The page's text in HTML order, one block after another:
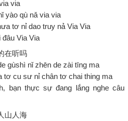
via
yào qù nǎ via via
tơ nỉ dao truy nả Via Via
Via Via
在听吗
gùshì nǐ zhēn de zài tīng ma
tơ cu sư nỉ chân tơ chai thing ma
bạn thực sự đang lắng nghe câu
山人海